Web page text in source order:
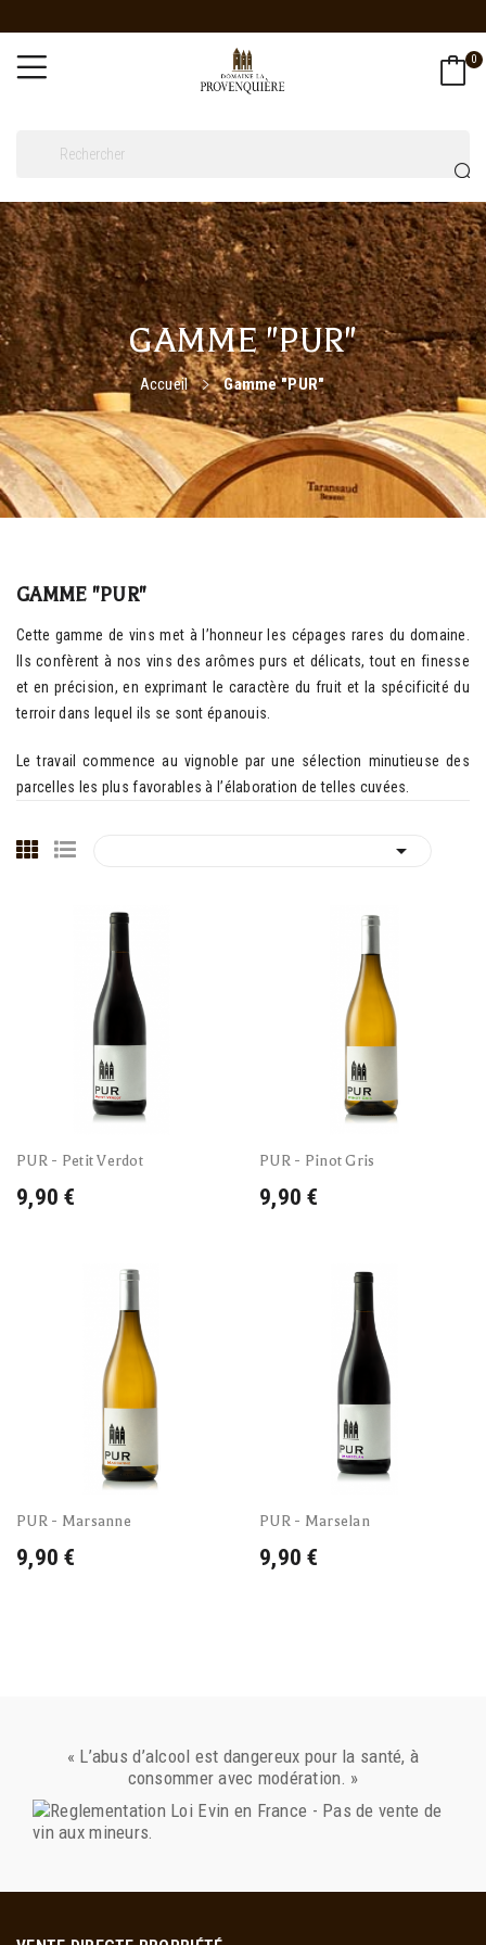
0
GAMME "PUR"
Accueil Gamme "PUR"
GAMME "PUR"
Cette gamme de vins met à l’honneur les cépages rares du domaine.
Ils confèrent à nos vins des arômes purs et délicats, tout en finesse
et en précision, en exprimant le caractère du fruit et la spécificité du
terroir dans lequel ils se sont épanouis.
Le travail commence au vignoble par une sélection minutieuse des
parcelles les plus favorables à l’élaboration de telles cuvées.

PUR - Petit Verdot
9,90 €
PUR - Pinot Gris
9,90 €
PUR - Marsanne
9,90 €
PUR - Marselan
9,90 €
« L’abus d’alcool est dangereux pour la santé, à
consommer avec modération. »